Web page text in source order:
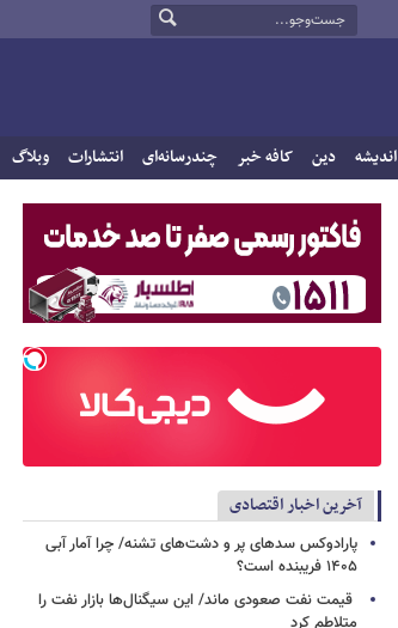
اندیشه دین کافه خبر چندرسانه‌ای انتشارات وبلاگ
آخرین اخبار اقتصادی
پارادوکس سدهای پر و دشت‌های تشنه/ چرا آمار آبی
۱۴۰۵ فریبنده است؟
قیمت نفت صعودی ماند/ این سیگنال‌ها بازار نفت را
متلاطم کرد